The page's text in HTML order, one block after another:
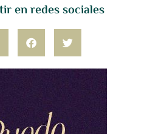
en redes sociales